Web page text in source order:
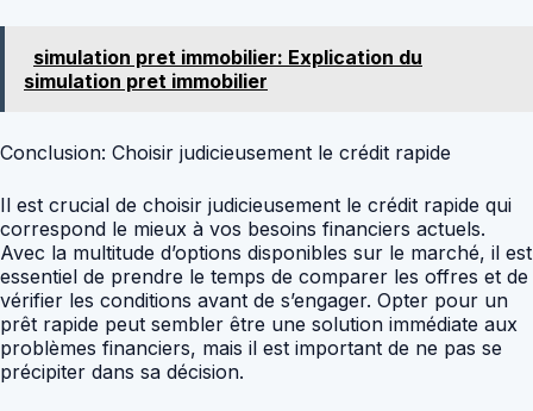
simulation pret immobilier: Explication du
simulation pret immobilier
Conclusion: Choisir judicieusement le crédit rapide
Il est crucial de choisir judicieusement le crédit rapide qui
correspond le mieux à vos besoins financiers actuels.
Avec la multitude d’options disponibles sur le marché, il est
essentiel de prendre le temps de comparer les offres et de
vérifier les conditions avant de s’engager. Opter pour un
prêt rapide peut sembler être une solution immédiate aux
problèmes financiers, mais il est important de ne pas se
précipiter dans sa décision.